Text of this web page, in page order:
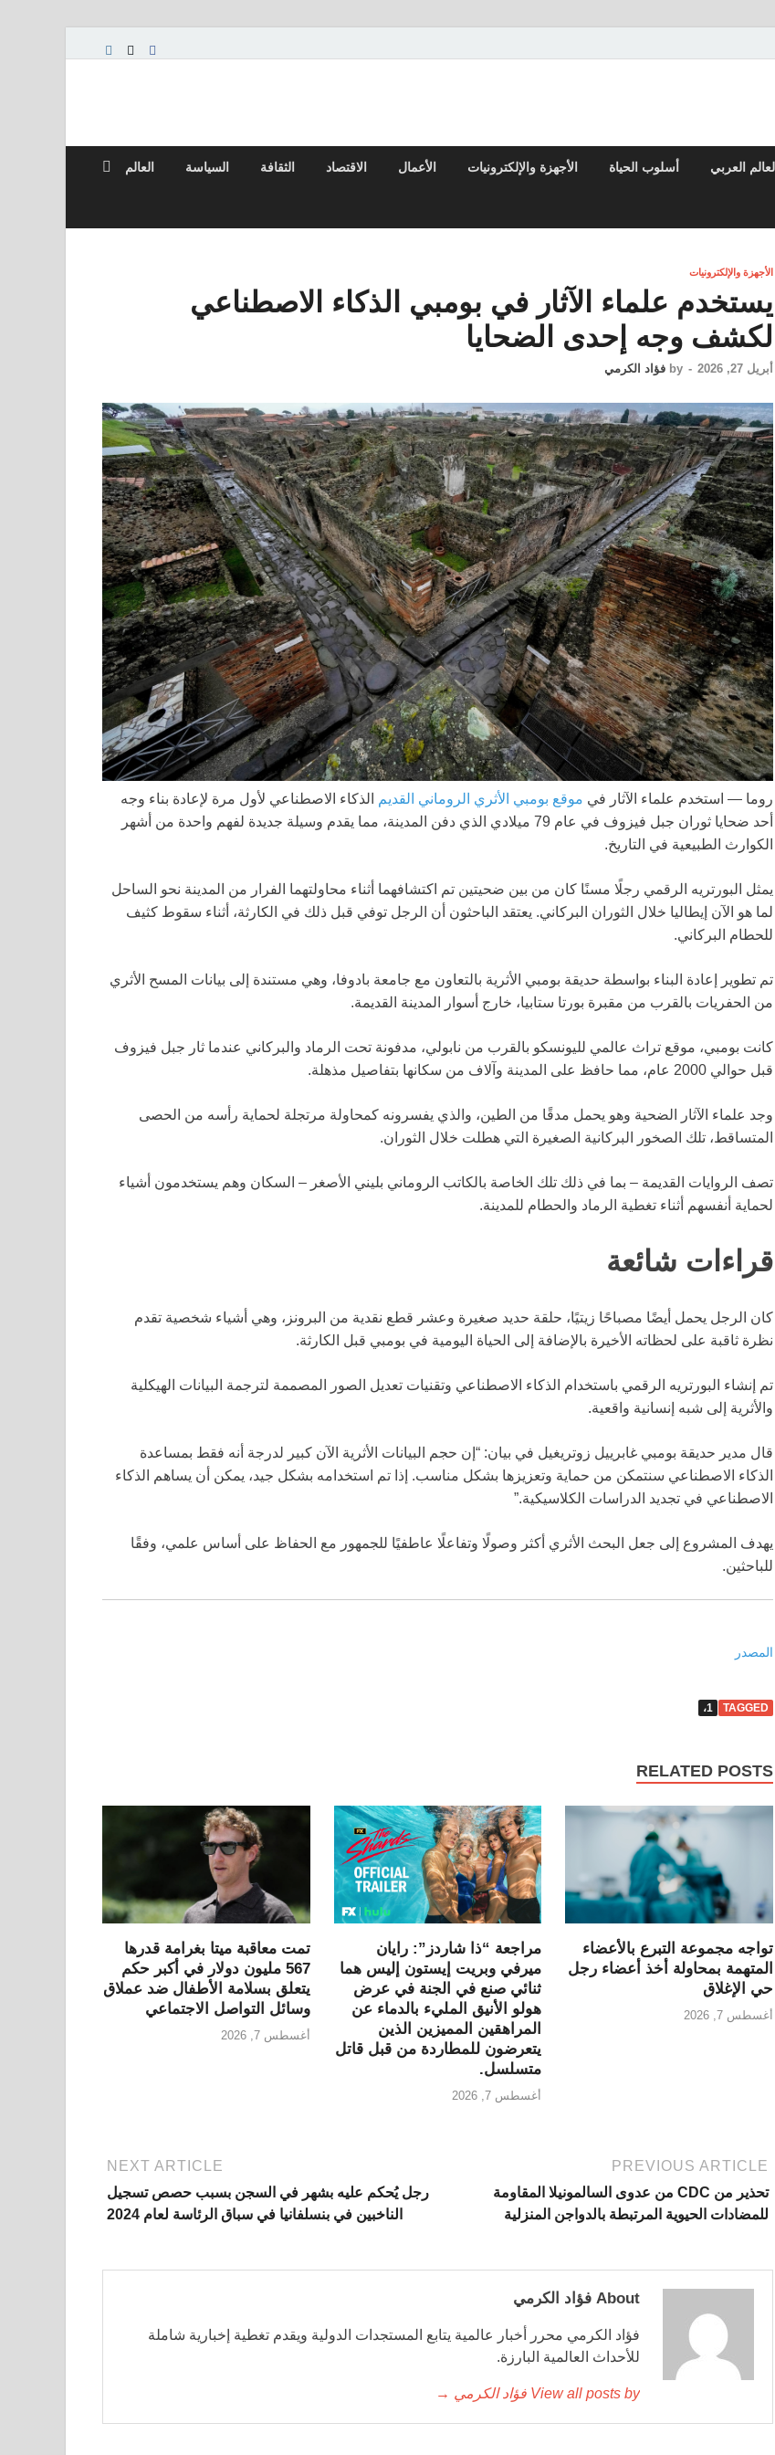
العربي أسلوب الحياة الأجهزة والإلكترونيات الأعمال الاقتصاد الثقافة السياسة العالم
الأجهزة والإلكترونيات
يستخدم علماء الآثار في بومبي الذكاء الاصطناعي
لكشف وجه إحدى الضحايا
أبريل 27, 2026 -
by فؤاد الكرمي
روما — استخدم علماء الآثار في موقع بومبي الأثري الروماني القديم
الذكاء الاصطناعي لأول مرة لإعادة بناء وجه
أحد ضحايا ثوران جبل فيزوف في عام 79 ميلادي الذي دفن المدينة، مما يقدم وسيلة جديدة لفهم واحدة من أشهر
الكوارث الطبيعية في التاريخ.
يمثل البورتريه الرقمي رجلًا مسنًا كان من بين ضحيتين تم اكتشافهما أثناء محاولتهما الفرار من المدينة نحو الساحل
لما هو الآن إيطاليا خلال الثوران البركاني. يعتقد الباحثون أن الرجل توفي قبل ذلك في الكارثة، أثناء سقوط كثيف
للحطام البركاني.
تم تطوير إعادة البناء بواسطة حديقة بومبي الأثرية بالتعاون مع جامعة بادوفا، وهي مستندة إلى بيانات المسح الأثري
من الحفريات بالقرب من مقبرة بورتا ستابيا، خارج أسوار المدينة القديمة.
كانت بومبي، موقع تراث عالمي لليونسكو بالقرب من نابولي، مدفونة تحت الرماد والبركاني عندما ثار جبل فيزوف
قبل حوالي 2000 عام، مما حافظ على المدينة وآلاف من سكانها بتفاصيل مذهلة.
وجد علماء الآثار الضحية وهو يحمل مدقًا من الطين، والذي يفسرونه كمحاولة مرتجلة لحماية رأسه من الحصى
المتساقط، تلك الصخور البركانية الصغيرة التي هطلت خلال الثوران.
تصف الروايات القديمة – بما في ذلك تلك الخاصة بالكاتب الروماني بليني الأصغر – السكان وهم يستخدمون أشياء
لحماية أنفسهم أثناء تغطية الرماد والحطام للمدينة.
قراءات شائعة
كان الرجل يحمل أيضًا مصباحًا زيتيًا، حلقة حديد صغيرة وعشر قطع نقدية من البرونز، وهي أشياء شخصية تقدم
نظرة ثاقبة على لحظاته الأخيرة بالإضافة إلى الحياة اليومية في بومبي قبل الكارثة.
تم إنشاء البورتريه الرقمي باستخدام الذكاء الاصطناعي وتقنيات تعديل الصور المصممة لترجمة البيانات الهيكلية
والأثرية إلى شبه إنسانية واقعية.
قال مدير حديقة بومبي غابرييل زوتريغيل في بيان: “إن حجم البيانات الأثرية الآن كبير لدرجة أنه فقط بمساعدة
الذكاء الاصطناعي سنتمكن من حماية وتعزيزها بشكل مناسب. إذا تم استخدامه بشكل جيد، يمكن أن يساهم الذكاء
الاصطناعي في تجديد الدراسات الكلاسيكية.”
يهدف المشروع إلى جعل البحث الأثري أكثر وصولًا وتفاعلًا عاطفيًا للجمهور مع الحفاظ على أساس علمي، وفقًا
للباحثين.
المصدر
TAGGED 1،
RELATED POSTS
تواجه مجموعة التبرع بالأعضاء
المتهمة بمحاولة أخذ أعضاء رجل
حي الإغلاق
أغسطس 7, 2026
مراجعة “ذا شاردز”: رايان
ميرفي وبريت إيستون إليس هما
ثنائي صنع في الجنة في عرض
هولو الأنيق المليء بالدماء عن
المراهقين المميزين الذين
يتعرضون للمطاردة من قبل قاتل
متسلسل.
أغسطس 7, 2026
تمت معاقبة ميتا بغرامة قدرها
567 مليون دولار في أكبر حكم
يتعلق بسلامة الأطفال ضد عملاق
وسائل التواصل الاجتماعي
أغسطس 7, 2026
PREVIOUS ARTICLE
تحذير من CDC من عدوى السالمونيلا المقاومة
للمضادات الحيوية المرتبطة بالدواجن المنزلية
NEXT ARTICLE
رجل يُحكم عليه بشهر في السجن بسبب حصص تسجيل
الناخبين في بنسلفانيا في سباق الرئاسة لعام 2024
About فؤاد الكرمي
فؤاد الكرمي محرر أخبار عالمية يتابع المستجدات الدولية ويقدم تغطية إخبارية شاملة
للأحداث العالمية البارزة.
View all posts by فؤاد الكرمي →